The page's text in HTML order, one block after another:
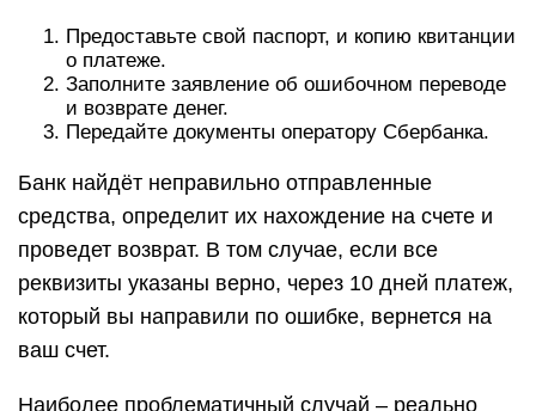
Предоставьте свой паспорт, и копию квитанции
о платеже.
Заполните заявление об ошибочном переводе
и возврате денег.
Передайте документы оператору Сбербанка.
Банк найдёт неправильно отправленные
средства, определит их нахождение на счете и
проведет возврат. В том случае, если все
реквизиты указаны верно, через 10 дней платеж,
который вы направили по ошибке, вернется на
ваш счет.
Наиболее проблематичный случай – реально